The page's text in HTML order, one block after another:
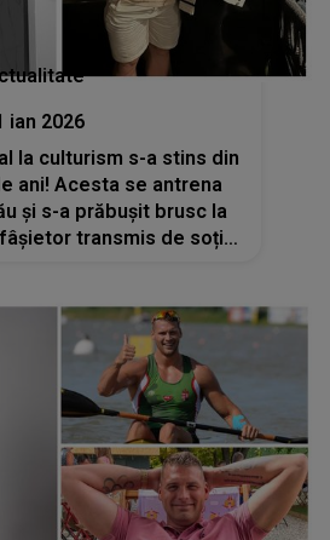
ian 2026
la culturism s-a stins din
ani! Acesta se antrena
și s-a prăbușit brusc la
transmis de soția